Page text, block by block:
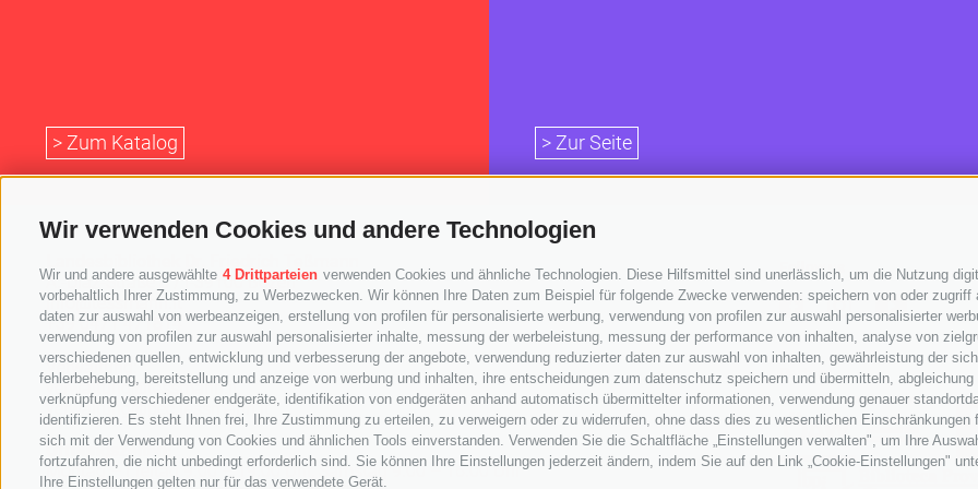
Wir verwenden Cookies und andere Technologien
Wir und andere ausgewählte 4 Drittparteien verwenden Cookies und ähnliche Technologien. Diese Hilfsmittel sind unerlässlich, um die Nutzung
vorbehaltlich Ihrer Zustimmung, zu Werbezwecken. Wir können Ihre Daten zum Beispiel für folgende Zwecke verwenden: speichern von oder
daten zur auswahl von werbeanzeigen, erstellung von profilen für personalisierte werbung, verwendung von profilen zur auswahl personalisierter
verwendung von profilen zur auswahl personalisierter inhalte, messung der werbeleistung, messung der performance von inhalten, analyse von
verschiedenen quellen, entwicklung und verbesserung der angebote, verwendung reduzierter daten zur auswahl von inhalten, gewährleistung der
fehlerbehebung, bereitstellung und anzeige von werbung und inhalten, ihre entscheidungen zum datenschutz speichern und übermitteln,
verknüpfung verschiedener endgeräte, identifikation von endgeräten anhand automatisch übermittelter informationen, verwendung genauer
identifizieren. Es steht Ihnen frei, Ihre Zustimmung zu erteilen, zu verweigern oder zu widerrufen, ohne dass dies zu wesentlichen
sich mit der Verwendung von Cookies und ähnlichen Tools einverstanden. Verwenden Sie die Schaltfläche „Einstellungen verwalten", um Ihre
fortzufahren, die nicht unbedingt erforderlich sind. Sie können Ihre Einstellungen jederzeit ändern, indem Sie auf den Link „Cookie-Einstellungen"
Ihre Einstellungen gelten nur für das verwendete Gerät.
> Zum Katalog > Zur Seite
A.-Diaz-Straße 8 / I-39100 Bozen
info@tessmann.it
+39 0471 471814
Follow us
Verwaltung:
verwaltung@tessmann.it
verwaltung@pec.tessmann.it
Öffnungszeiten:
Montag – Freitag 9.00 – 19.00 Uhr, Samstag 9.00 – 16.00 Uhr
Partner